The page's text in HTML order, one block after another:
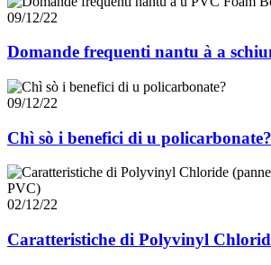
09/12/22
Domande frequenti nantu à a
09/12/22
Chì sò i benefici di u policarbonate?
02/12/22
Caratteristiche di Polyvinyl